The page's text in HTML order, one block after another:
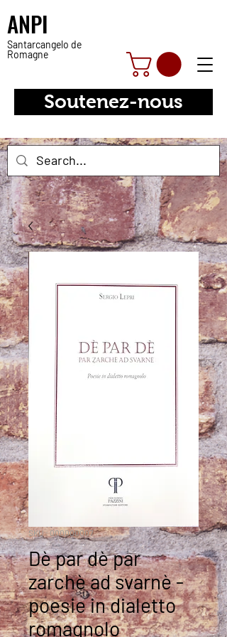
ANPI
Santarcangelo de
Romagne
Soutenez-nous
SKU : 000000007
Dè par dè par
zarchè ad svarnè -
poesie in dialetto
romagnolo